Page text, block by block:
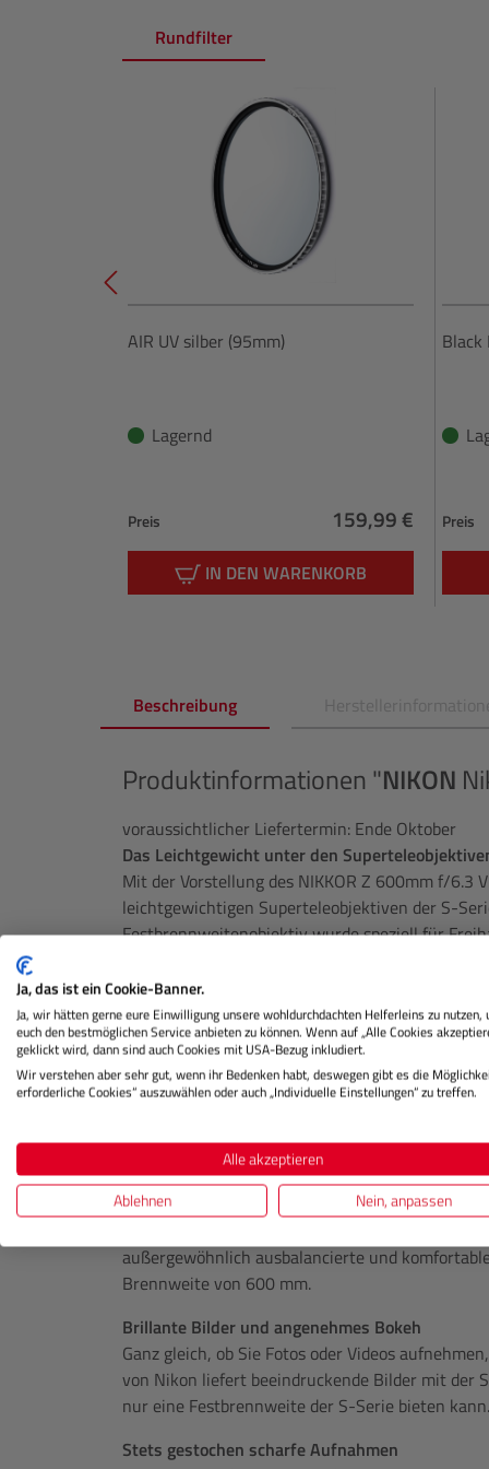
Rundfilter
AIR UV silber (95mm)
Lagernd
Preis
Regulärer Preis:
159,99 €
IN DEN WARENKORB
Preis
Beschreibung
Produktinformationen "NIKON
voraussichtlicher Liefertermin: Ende Oktober
Das Leichtgewicht unter den
Mit der Vorstellung des NIKKOR Z 600mm f/6.3
leichtgewichtigen Superteleobjektiven der S-
Festbrennweitenobjektiv wurde speziell für
Beeindruckende Detailfülle bei Fernaufnahmen
Egal, ob Sie sich für Wildtiere, Vögel,
Motive interessieren, mit dem NIKKOR Z
die Kraft und die Anmut dieser Motive mit
Mit einem Gewicht von nur ca. 1470 g (inklusive
f/6.3 VR S das leichteste 600-mm-
spezialisierten Phasen-Fresnel
liegt der Schwerpunkt des Objektivs nahe am
außergewöhnlich ausbalancierte und
Brennweite von 600 mm.
Brillante Bilder und angenehmes Bokeh
Ganz gleich, ob Sie Fotos oder Videos
von Nikon liefert beeindruckende Bilder mit der
nur eine Festbrennweite der S-Serie bieten kann.
Stets gestochen scharfe Aufnahmen
Ja, das ist ein Cookie-Banner.
Ja, wir hätten gerne eure Einwilligung unsere wohldurchdachten Helferleins zu nutzen,
euch den bestmöglichen Service anbieten zu können. Wenn auf „Alle Cookies
geklickt wird, dann sind auch Cookies mit USA-Bezug inkludiert.
Wir verstehen aber sehr gut, wenn ihr Bedenken habt, deswegen gibt es die
erforderliche Cookies“ auszuwählen oder auch „Individuelle Einstellungen“ zu treffen.
Alle akzeptieren
Ablehnen
Nein, anpassen